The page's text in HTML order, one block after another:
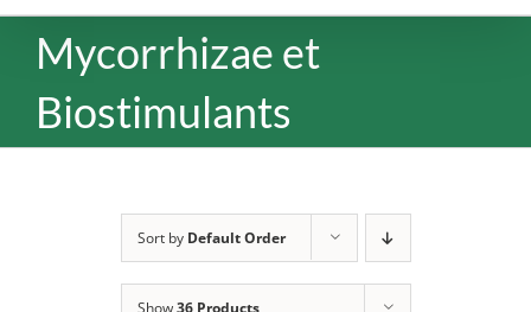
Mycorrhizae et
Biostimulants
Sort by Default Order